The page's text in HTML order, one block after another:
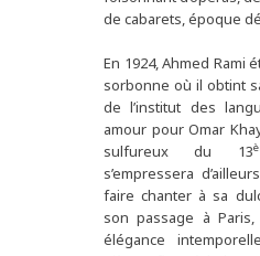
de cabarets, époque
En 1924, Ahmed Rami
sorbonne où il obtint
de l’institut des
amour pour Omar
sulfureux du 13
s’empressera
faire chanter à sa
son passage à
élégance